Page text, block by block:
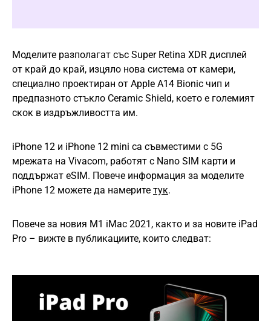
Моделите разполагат със Super Retina XDR дисплей
от край до край, изцяло нова система от камери,
специално проектиран от Apple A14 Bionic чип и
предпазното стъкло Ceramic Shield, което е големият
скок в издръжливостта им.
iPhone 12 и iPhone 12 mini са съвместими с 5G
мрежата на Vivacom, работят с Nano SIM карти и
поддържат eSIM. Повече информация за моделите
iPhone 12 можете да намерите тук.
Повече за новия M1 iMac 2021, както и за новите iPad
Pro – вижте в публикациите, които следват: